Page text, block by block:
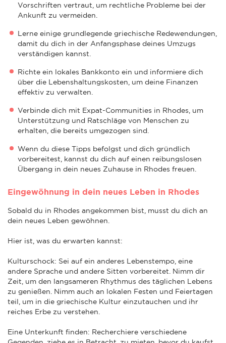
Vorschriften vertraut, um rechtliche Probleme bei der
Ankunft zu vermeiden.
Lerne einige grundlegende griechische Redewendungen,
damit du dich in der Anfangsphase deines Umzugs
verständigen kannst.
Richte ein lokales Bankkonto ein und informiere dich
über die Lebenshaltungskosten, um deine Finanzen
effektiv zu verwalten.
Verbinde dich mit Expat-Communities in Rhodes, um
Unterstützung und Ratschläge von Menschen zu
erhalten, die bereits umgezogen sind.
Wenn du diese Tipps befolgst und dich gründlich
vorbereitest, kannst du dich auf einen reibungslosen
Übergang in dein neues Zuhause in Rhodes freuen.
Eingewöhnung in dein neues Leben in Rhodes
Sobald du in Rhodes angekommen bist, musst du dich an
dein neues Leben gewöhnen.
Hier ist, was du erwarten kannst:
Kulturschock: Sei auf ein anderes Lebenstempo, eine
andere Sprache und andere Sitten vorbereitet. Nimm dir
Zeit, um den langsameren Rhythmus des täglichen Lebens
zu genießen. Nimm auch an lokalen Festen und Feiertagen
teil, um in die griechische Kultur einzutauchen und ihr
reiches Erbe zu verstehen.
Eine Unterkunft finden: Recherchiere verschiedene